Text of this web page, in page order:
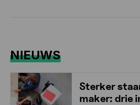
NIEUWS
Sterker
maker: drie